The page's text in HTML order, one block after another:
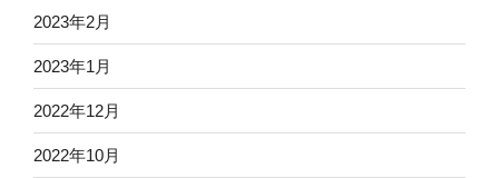
2023年2月
2023年1月
2022年12月
2022年10月